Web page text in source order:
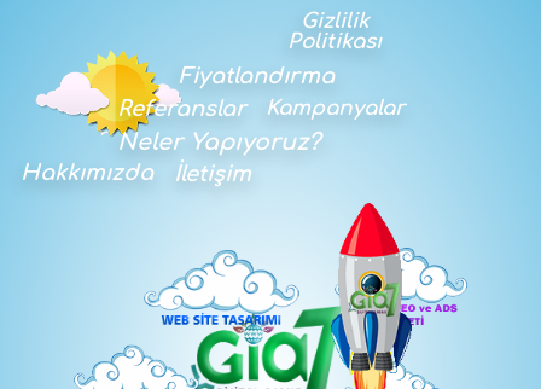
Neler Yapıyoruz?
Referanslar
Fiyatlandırma
Kampanyalar
Gizlilik
Politikası
İletişim
Hakkımızda